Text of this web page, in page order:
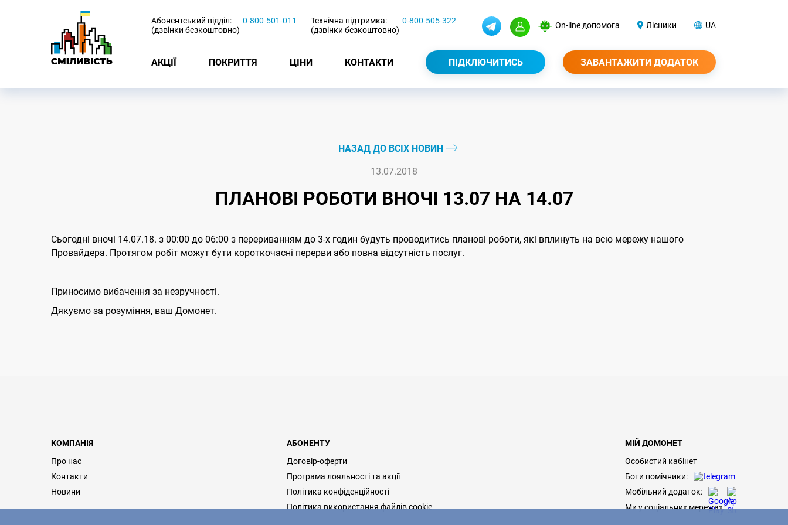
Абонентський відділ:
(дзвінки безкоштовно)
0-800-501-011
Технічна підтримка:
(дзвінки безкоштовно)
0-800-505-322 On-line допомога Лісники UA
АКЦІЇ ПОКРИТТЯ ЦІНИ КОНТАКТИ ПІДКЛЮЧИТИСЬ ЗАВАНТАЖИТИ ДОДАТОК
НАЗАД ДО ВСІХ НОВИН
13.07.2018
ПЛАНОВІ РОБОТИ ВНОЧІ 13.07 НА 14.07
Сьогодні вночі 14.07.18. з 00:00 до 06:00 з перериванням до 3-х годин будуть проводитись планові роботи, які вплинуть на всю мережу нашого
Провайдера. Протягом робіт можут бути короткочасні перерви або повна відсутність послуг.
Приносимо вибачення за незручності.
Дякуємо за розуміння, ваш Домонет.
КОМПАНІЯ
Про нас
Контакти
Новини
АБОНЕНТУ
Договір-оферти
Програма лояльності та акції
Політика конфіденційності
Політика використання файлів cookie
МІЙ ДОМОНЕТ
Особистий кабінет
Боти помічники:
Мобільний додаток:
Ми у соціальних мережах: